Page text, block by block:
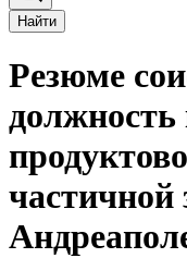
Найти
Резюме
частичной